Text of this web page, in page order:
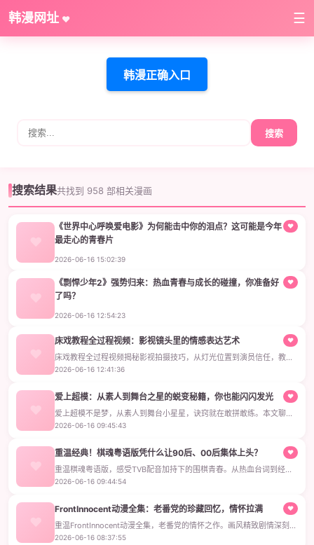
韩漫网址 ♥ ☰
韩漫正确入口
搜索
搜索结果共找到 958 部相关漫画
《世界中心呼唤爱电影》为何能击中你的泪点？这可能是今年
最走心的青春片
♥
世界中心呼唤爱电影是今年最走心的青春片，真实讲述错过与珍惜，让
2026-06-16 15:02:39
《剽悍少年2》强势归来：热血青春与成长的碰撞，你准备好
了吗？
♥
《剽悍少年2》讲述热血少年们从叛逆到担当的成长蜕变，剧情硬核真
作。
2026-06-16 12:54:23
床戏教程全过程视频：影视镜头里的情感表达艺术 ♥
床戏教程全过程视频揭秘影视拍摄技巧，从灯光位置到演员信任，教你
读懂镜头里的情感表达，轻松提升观影素养。
2026-06-16 12:41:36
爱上超模：从素人到舞台之星的蜕变秘籍，你也能闪闪发光 ♥
爱上超模不是梦，从素人到舞台小星星，诀窍就在敢拼敢练。本文聊超
模日常蜕变经验，帮你活得更自信，找准自己的闪光点。
2026-06-16 09:45:43
重温经典！ 棋魂粤语版凭什么让90后、00后集体上头？ ♥
重温棋魂粤语版，感受TVB配音加持下的围棋青春。从热血台词到经典
配乐，这版动画比普通话更对味，带你秒回追番童年。
2026-06-16 09:44:54
FrontInnocent动漫全集：老番党的珍藏回忆，情怀拉满 ♥
重温FrontInnocent动漫全集，老番党的情怀之作。画风精致剧情深刻，
带你找回青春记忆里的经典画面。
2026-06-16 08:37:55